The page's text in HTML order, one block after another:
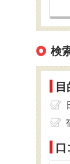
検
目